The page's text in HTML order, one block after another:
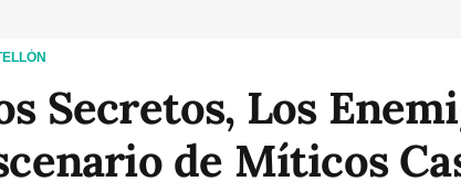
Secretos, Los
de Míticos